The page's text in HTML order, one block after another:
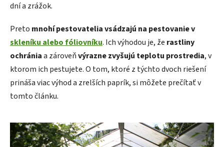
dní a zrážok.
Preto mnohí pestovatelia vsádzajú na pestovanie v
skleníku alebo fóliovníku. Ich výhodou je, že rastliny
ochrániaa zároveňvýrazne zvyšujú teplotu prostredia, v
ktorom ich pestujete. O tom, ktoré z týchto dvoch riešení
prináša viac výhod a zrelších paprík, si môžete prečítať v
tomto článku.